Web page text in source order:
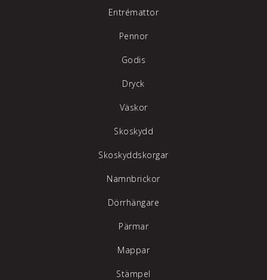
Entrémattor
Pennor
Godis
Dryck
Väskor
Skoskydd
Skoskyddskorgar
Namnbrickor
Dörrhängare
Pärmar
Mappar
Stämpel